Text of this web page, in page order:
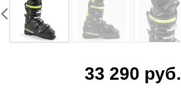
33 290 руб.